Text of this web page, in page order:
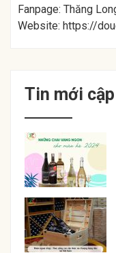
Fanpage: Thăng
Website: https://
Tin mới